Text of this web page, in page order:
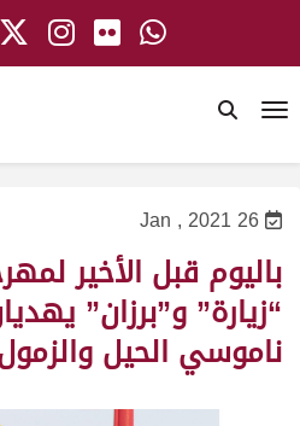
26 Jan , 2021
باليوم قبل الأخير
“زيارة” و”برزان”
ناموسي الحيل